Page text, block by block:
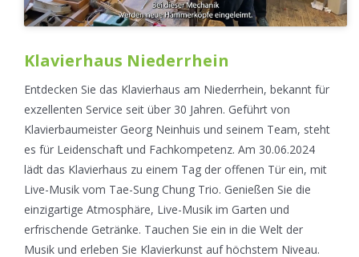
Klavierhaus Niederrhein
Entdecken Sie das Klavierhaus am Niederrhein, bekannt für
exzellenten Service seit über 30 Jahren. Geführt von
Klavierbaumeister Georg Neinhuis und seinem Team, steht
es für Leidenschaft und Fachkompetenz. Am 30.06.2024
lädt das Klavierhaus zu einem Tag der offenen Tür ein, mit
Live-Musik vom Tae-Sung Chung Trio. Genießen Sie die
einzigartige Atmosphäre, Live-Musik im Garten und
erfrischende Getränke. Tauchen Sie ein in die Welt der
Musik und erleben Sie Klavierkunst auf höchstem Niveau.